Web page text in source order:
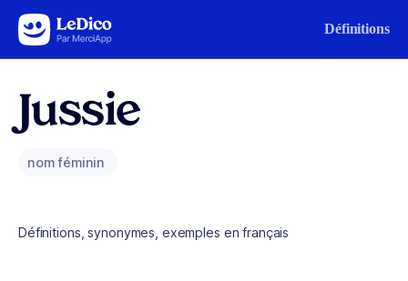
Aller au contenu Définitions
Jussie
nom féminin
Définitions, synonymes, exemples en français